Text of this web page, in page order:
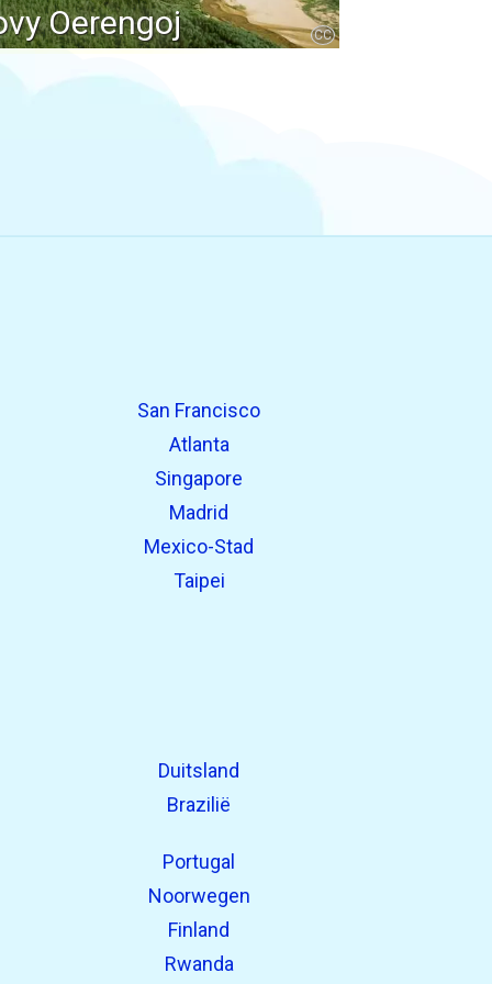
Oerengoj CC
San Francisco
Atlanta
Singapore
Madrid
Mexico-Stad
Taipei
Duitsland
Brazilië
Portugal
Noorwegen
Finland
Rwanda